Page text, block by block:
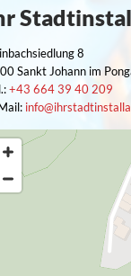
8
Sankt Johann im
+43 664 39 40 209